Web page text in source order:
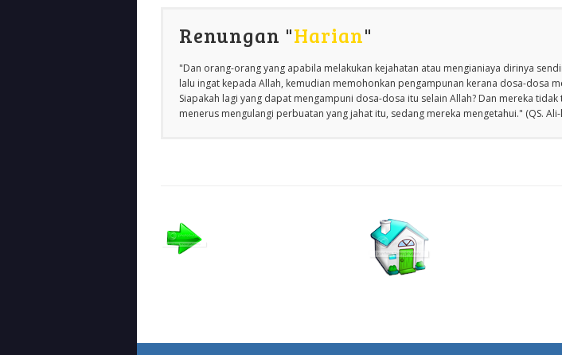
Renungan "Harian"
"Dan orang-orang yang apabila melakukan kejahatan atau mengianiaya dirinya
lalu ingat kepada Allah, kemudian memohonkan pengampunan kerana dosa-dosa
Siapakah lagi yang dapat mengampuni dosa-dosa itu selain Allah? Dan mereka tidak
menerus mengulangi perbuatan yang jahat itu, sedang mereka mengetahui." (QS.